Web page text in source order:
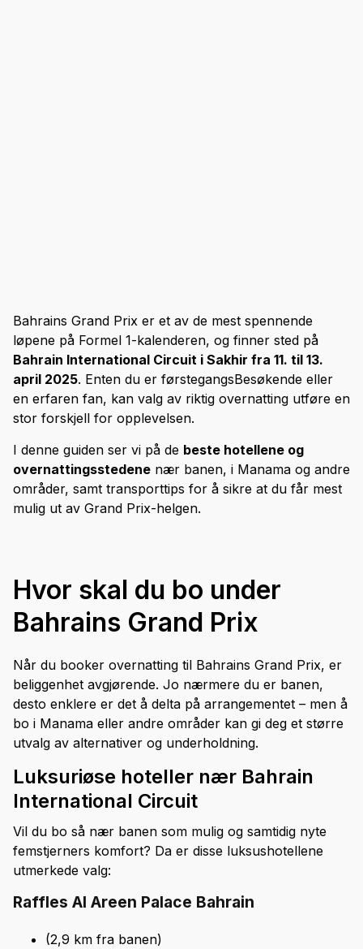
Bahrains Grand Prix er et av de mest spennende
løpene på Formel 1-kalenderen, og finner sted på
Bahrain International Circuit i Sakhir fra 11. til 13.
april 2025. Enten du er førstegangsBesøkende eller
en erfaren fan, kan valg av riktig overnatting utføre en
stor forskjell for opplevelsen.
I denne guiden ser vi på de beste hotellene og
overnattingsstedene nær banen, i Manama og andre
områder, samt transporttips for å sikre at du får mest
mulig ut av Grand Prix-helgen.
Hvor skal du bo under
Bahrains Grand Prix
Når du booker overnatting til Bahrains Grand Prix, er
beliggenhet avgjørende. Jo nærmere du er banen,
desto enklere er det å delta på arrangementet – men å
bo i Manama eller andre områder kan gi deg et større
utvalg av alternativer og underholdning.
Luksuriøse hoteller nær Bahrain
International Circuit
Vil du bo så nær banen som mulig og samtidig nyte
femstjerners komfort? Da er disse luksushotellene
utmerkede valg:
Raffles Al Areen Palace Bahrain
(2,9 km fra banen)